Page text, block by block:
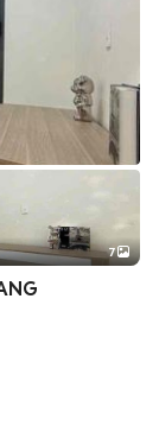
+2
7